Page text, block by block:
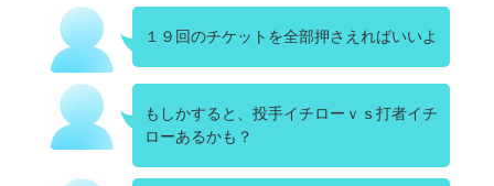
１９回のチケットを全部押さえればいいよ
もしかすると、投手イチローｖｓ打者イチ
ローあるかも？